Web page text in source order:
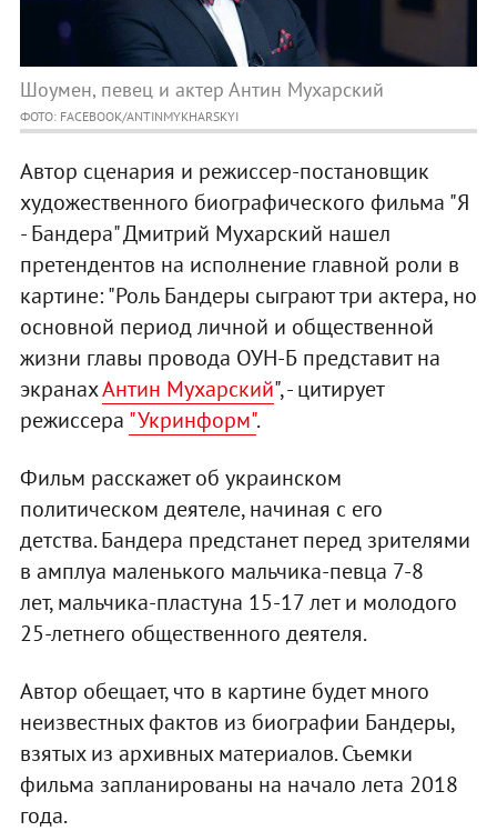
Шоумен, певец и актер Антин Мухарский
ФОТО: FACEBOOK/ANTINMYKHARSKYI
Автор сценария и режиссер-постановщик
художественного биографического фильма "Я
- Бандера" Дмитрий Мухарский нашел
претендентов на исполнение главной роли в
картине: "Роль Бандеры сыграют три актера, но
основной период личной и общественной
жизни главы провода ОУН-Б представит на
экранахАнтин Мухарский", - цитирует
режиссера "Укринформ".
Фильм расскажет об украинском
политическом деятеле, начиная с его
детства. Бандера предстанет перед зрителями
в амплуа маленького мальчика-певца 7-8
лет, мальчика-пластуна 15-17 лет и молодого
25-летнего общественного деятеля.
Автор обещает, что в картине будет много
неизвестных фактов из биографии Бандеры,
взятых из архивных материалов. Съемки
фильма запланированы на начало лета 2018
года.